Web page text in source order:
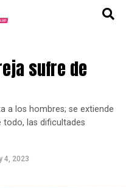
sufre de
a los hombres; se extiende
todo, las dificultades
4, 2023